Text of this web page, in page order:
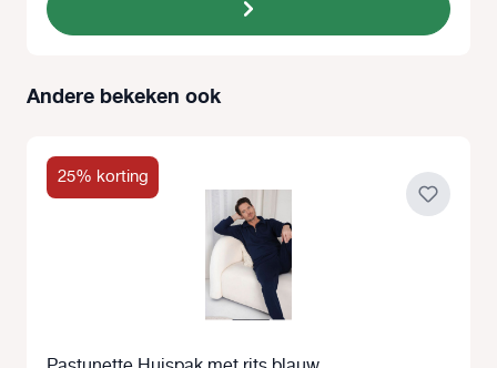
Productgalerij overslaan
Andere bekeken ook
25% korting